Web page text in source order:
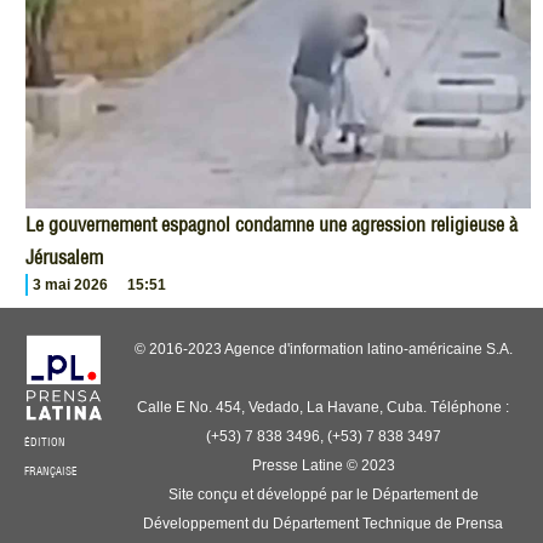
Le gouvernement espagnol condamne une agression religieuse à
Jérusalem
3 mai 2026 15:51
ÉDITION
FRANÇAISE
© 2016-2023 Agence d'information latino-américaine S.A.
Calle E No. 454, Vedado, La Havane, Cuba. Téléphone :
(+53) 7 838 3496, (+53) 7 838 3497
Presse Latine © 2023
Site conçu et développé par le Département de
Développement du Département Technique de Prensa